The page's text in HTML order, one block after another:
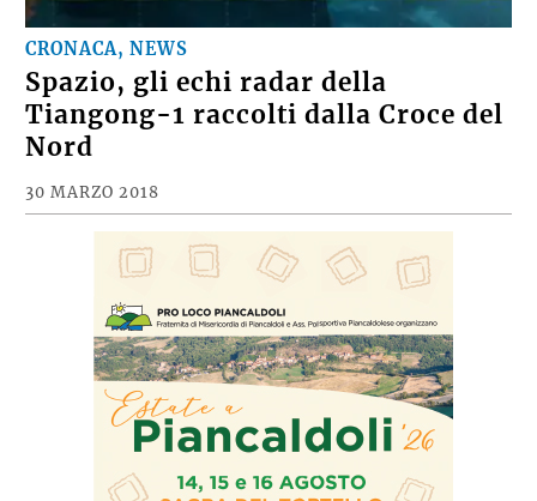
CRONACA, NEWS
Spazio, gli echi radar della
Tiangong-1 raccolti dalla Croce del
Nord
30 MARZO 2018